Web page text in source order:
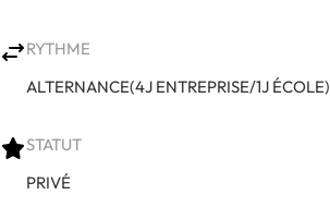
RYTHME
ALTERNANCE(4J ENTREPRISE/1J ÉCOLE)
STATUT
PRIVÉ